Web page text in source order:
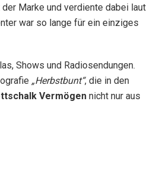
Marke und verdiente dabei laut
war so lange für ein einziges
Shows und Radiosendungen.
„Herbstbunt“, die in den
Vermögen nicht nur aus